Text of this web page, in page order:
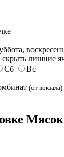
лишние
Сб
Вс
(от вокзала)